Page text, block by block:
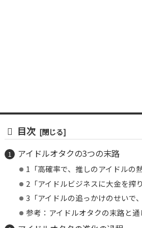
目次
アイドルオタクの3つの末路
1「高確率で、推しのアイドルの
2「アイドルビジネスに大金を搾
3「アイドルの追っかけのせいで
参考：アイドルオタクの末路と